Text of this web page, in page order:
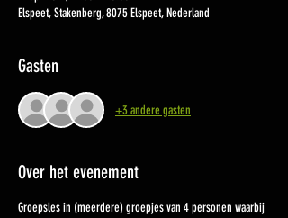
Elspeet, Stakenberg, 8075 Elspeet, Nederland
Gasten
+3 andere gasten
Over het evenement
Groepsles in (meerdere) groepjes van 4 personen waarbij